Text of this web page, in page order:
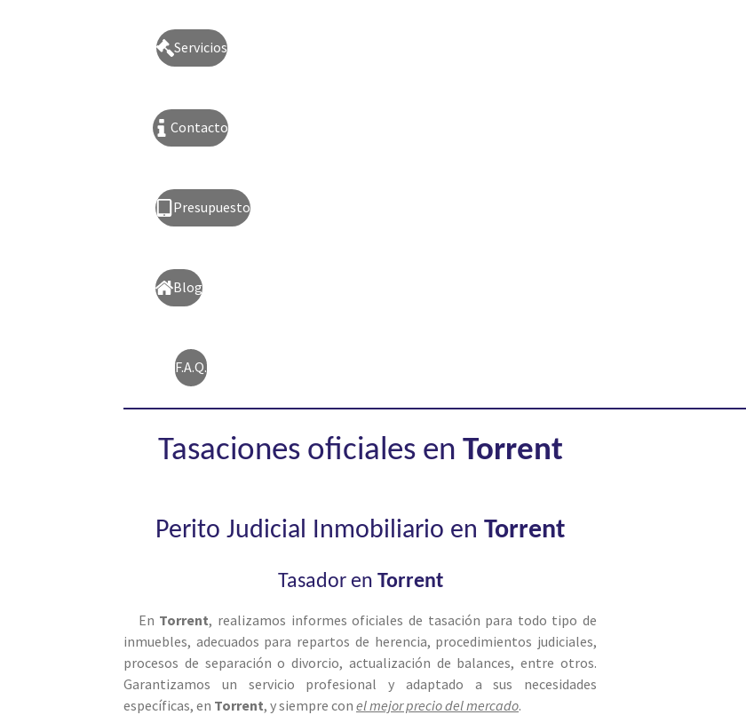
Servicios
Contacto
Presupuesto
Blog
F.A.Q.
Tasaciones oficiales en Torrent
Perito Judicial Inmobiliario en Torrent
Tasador en Torrent
En Torrent, realizamos informes oficiales de tasación para todo tipo de
inmuebles, adecuados para repartos de herencia, procedimientos judiciales,
procesos de separación o divorcio, actualización de balances, entre otros.
Garantizamos un servicio profesional y adaptado a sus necesidades
específicas, en Torrent, y siempre con el mejor precio del mercado.